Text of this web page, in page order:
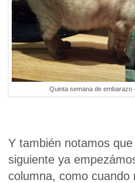
Quinta semana de embarazo
Y también notamos
siguiente ya
columna, como